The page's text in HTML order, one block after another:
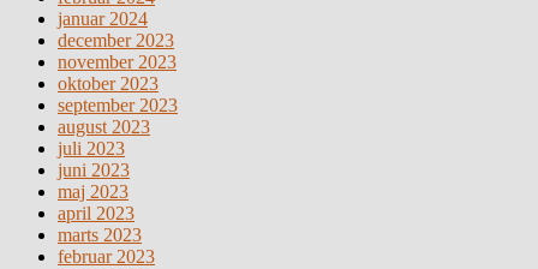
januar 2024
december 2023
november 2023
oktober 2023
september 2023
august 2023
juli 2023
juni 2023
maj 2023
april 2023
marts 2023
februar 2023